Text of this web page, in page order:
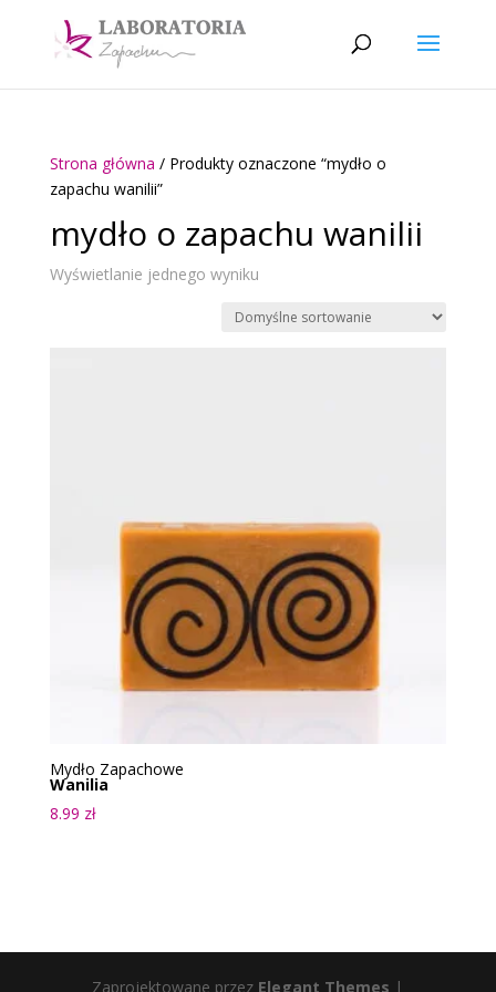
Strona główna / Produkty oznaczone “mydło o
zapachu wanilii”
mydło o zapachu wanilii
Wyświetlanie jednego wyniku
Mydło Zapachowe
Wanilia
8.99 zł
Zaprojektowane przez Elegant Themes |